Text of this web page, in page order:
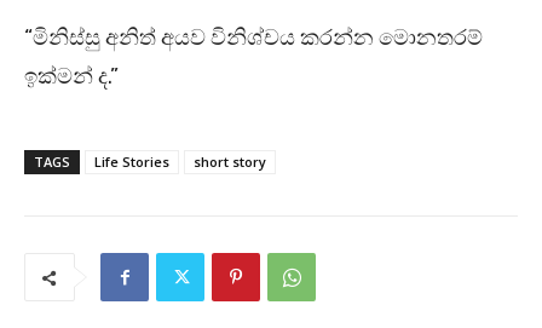
“මිනිස්සු අනිත් අයව විනිශ්චය කරන්න මොනතරම්
ඉක්මන් ද.”
TAGS Life Stories short story